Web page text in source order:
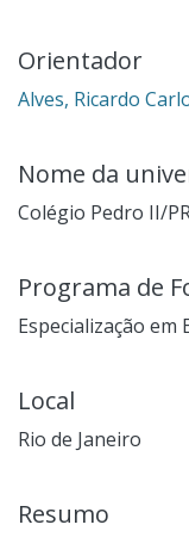
Orientador
Alves, Ricardo
Nome da
Colégio Pedro II/
Programa de
Especialização em
Local
Rio de Janeiro
Resumo